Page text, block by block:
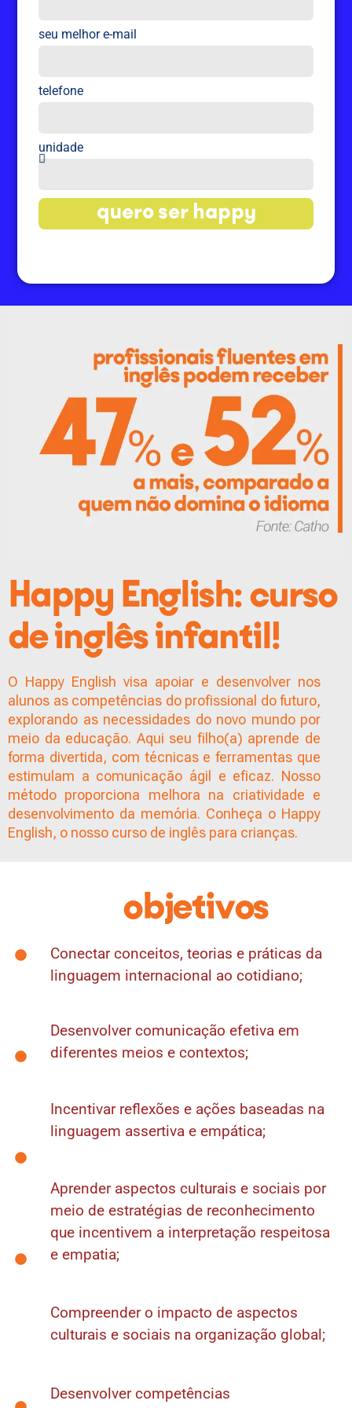
seu melhor e-mail
telefone
unidade
quero ser happy
Happy English: curso
de inglês infantil!
O Happy English visa apoiar e desenvolver nos
alunos as competências do profissional do futuro,
explorando as necessidades do novo mundo por
meio da educação. Aqui seu filho(a) aprende de
forma divertida, com técnicas e ferramentas que
estimulam a comunicação ágil e eficaz. Nosso
método proporciona melhora na criatividade e
desenvolvimento da memória. Conheça o Happy
English, o nosso curso de inglês para crianças.
objetivos
Conectar conceitos, teorias e práticas da
linguagem internacional ao cotidiano;
Desenvolver comunicação efetiva em
diferentes meios e contextos;
Incentivar reflexões e ações baseadas na
linguagem assertiva e empática;
Aprender aspectos culturais e sociais por
meio de estratégias de reconhecimento
que incentivem a interpretação respeitosa
e empatia;
Compreender o impacto de aspectos
culturais e sociais na organização global;
Desenvolver competências